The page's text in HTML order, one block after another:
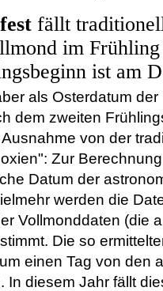
fällt
im
ist am
als Osterdatum der
dem zweiten
von der
Zur
Datum der
werden die
Vollmonddaten (die
Die so
einen Tag von den
In diesem Jahr fällt